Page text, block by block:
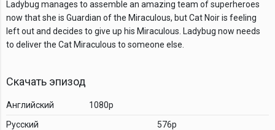
Ladybug manages to assemble an amazing team of superheroes
now that she is Guardian of the Miraculous, but Cat Noir is feeling
left out and decides to give up his Miraculous. Ladybug now needs
to deliver the Cat Miraculous to someone else.
Скачать эпизод
Английский
1080p
Русский
576p